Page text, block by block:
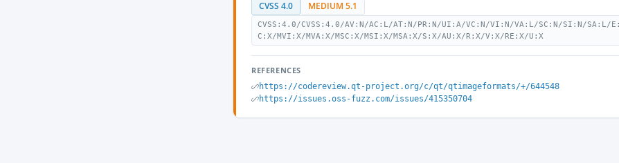
CVSS 4.0 MEDIUM 5.1
CVSS:4.0/CVSS:4.0/AV:N/AC:L/AT:N/PR:N/UI:A/VC:N/VI:N/VA:L/SC:N/SI:N/SA:L/
C:X/MVI:X/MVA:X/MSC:X/MSI:X/MSA:X/S:X/AU:X/R:X/V:X/RE:X/U:X
REFERENCES
https://codereview.qt-project.org/c/qt/qtimageformats/+/644548
https://issues.oss-fuzz.com/issues/415350704